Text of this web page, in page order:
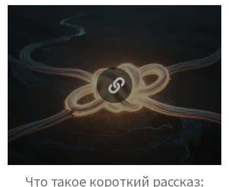
Что такое короткий рассказ: